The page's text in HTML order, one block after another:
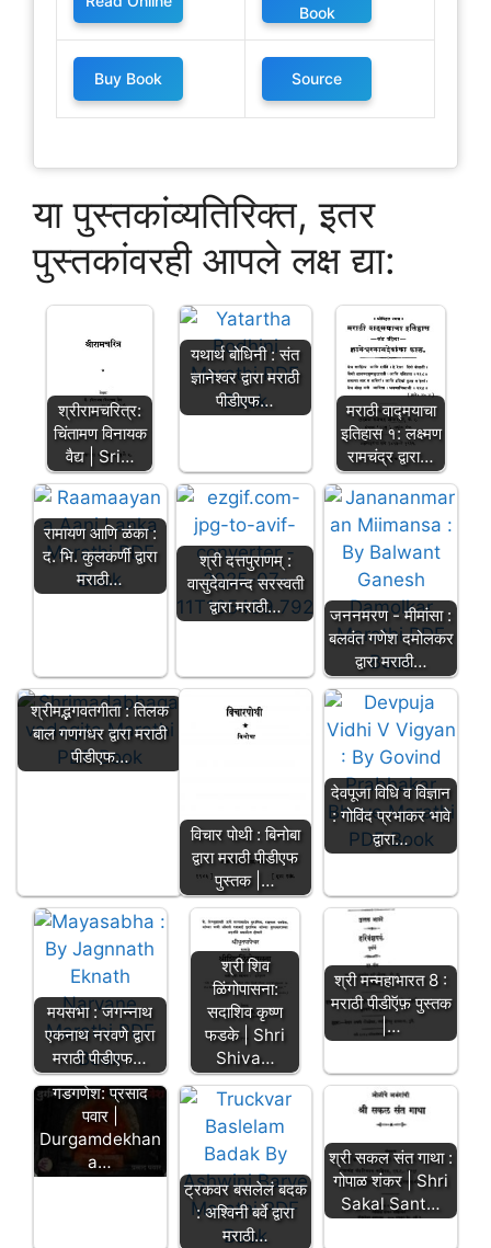
Book
Buy Book Source
या पुस्तकांव्यतिरिक्त, इतर
पुस्तकांवरही आपले लक्ष द्या:
श्रीरामचरित्र:
चिंतामण विनायक
वैद्य | Sri…
यथार्थ बोधिनी : संत
ज्ञानेश्वर द्वारा मराठी
पीडीएफ…
मराठी वाद्मयाचा
इतिहास १: लक्ष्मण
रामचंद्र द्वारा…
रामायण आणि ळंका :
द. भि. कुलकर्णी द्वारा
मराठी…
श्री दत्तपुराणम् :
वासुदेवानन्द सरस्वती
द्वारा मराठी…
जननमरण - मीमांसा :
बलवंत गणेश दमोलकर
द्वारा मराठी…
श्रीमद्भगवतगीता : तिलक
बाल गणगधर द्वारा मराठी
पीडीएफ…
विचार पोथी : बिनोबा
द्वारा मराठी पीडीएफ
पुस्तक |…
देवपूजा विधि व विज्ञान
: गोविंद प्रभाकर भावे
द्वारा…
मयसभा : जगन्नाथ
एकनाथ नरवणे द्वारा
मराठी पीडीएफ…
श्री शिव
ळिंगोपासना:
सदाशिव कृष्ण
फडके | Shri
Shiva…
श्री मन्महाभारत 8 :
मराठी पीडीऍफ़ पुस्तक
|…
दुर्गमदेखणा श्री
गडगणेश: प्रसाद
पवार |
Durgamdekhan
a…
ट्रकवर बसलेलं बदक
: अश्विनी बर्वे द्वारा
मराठी…
श्री सकल संत गाथा :
गोपाळ शंकर | Shri
Sakal Sant…